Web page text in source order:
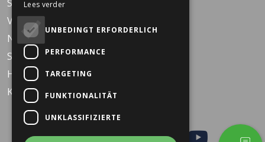
Standorte
Veranstaltungen
Nachrichten
Service
Häufig gestellte Fragen
KARO Schulfahrrad
Lees verder
UNBEDINGT ERFORDERLICH
PERFORMANCE
TARGETING
FUNKTIONALITÄT
UNKLASSIFIZIERTE